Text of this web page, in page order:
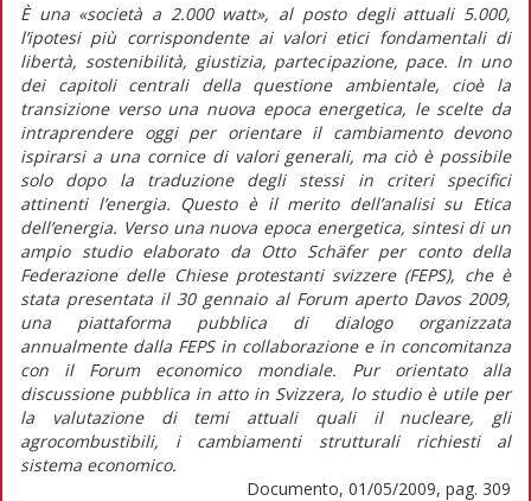
È una «società a 2.000 watt», al posto degli attuali 5.000,
l’ipotesi più corrispondente ai valori etici fondamentali di
libertà, sostenibilità, giustizia, partecipazione, pace. In uno
dei capitoli centrali della questione ambientale, cioè la
transizione verso una nuova epoca energetica, le scelte da
intraprendere oggi per orientare il cambiamento devono
ispirarsi a una cornice di valori generali, ma ciò è possibile
solo dopo la traduzione degli stessi in criteri specifici
attinenti l’energia. Questo è il merito dell’analisi su Etica
dell’energia. Verso una nuova epoca energetica, sintesi di un
ampio studio elaborato da Otto Schäfer per conto della
Federazione delle Chiese protestanti svizzere (FEPS), che è
stata presentata il 30 gennaio al Forum aperto Davos 2009,
una piattaforma pubblica di dialogo organizzata
annualmente dalla FEPS in collaborazione e in concomitanza
con il Forum economico mondiale. Pur orientato alla
discussione pubblica in atto in Svizzera, lo studio è utile per
la valutazione di temi attuali quali il nucleare, gli
agrocombustibili, i cambiamenti strutturali richiesti al
sistema economico.
Documento, 01/05/2009, pag. 309